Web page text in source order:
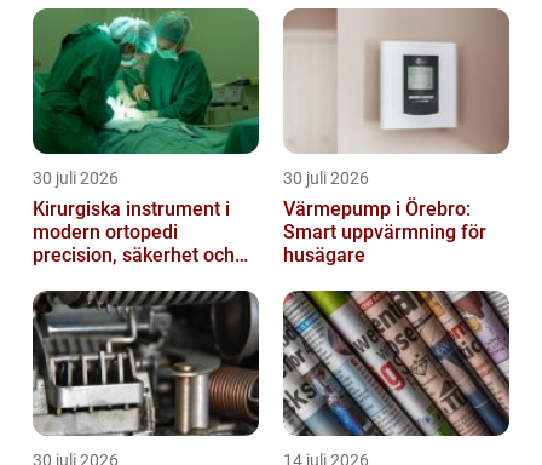
30 juli 2026
Kirurgiska instrument i
modern ortopedi
precision, säkerhet och
30 juli 2026
Värmepump i Örebro:
Smart uppvärmning för
husägare
30 juli 2026 14 juli 2026